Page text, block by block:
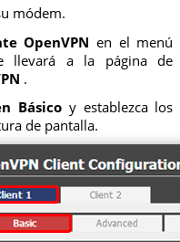
módem.
OpenVPN en el menú
llevará a la página de
.
Básicoy establezca los
de pantalla.